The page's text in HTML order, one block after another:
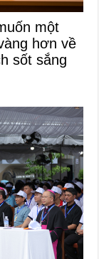
một
hơn về
sốt sắng